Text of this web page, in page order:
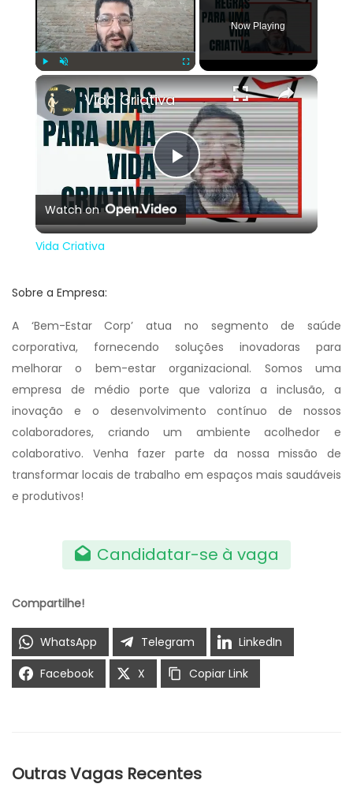
Fullscreen
Now Playing
×
Play
Video
Vida Criativa
Watch on
Vida Criativa
Sobre a Empresa:
A ‘Bem-Estar Corp’ atua no segmento de saúde
corporativa, fornecendo soluções inovadoras para
melhorar o bem-estar organizacional. Somos uma
empresa de médio porte que valoriza a inclusão, a
inovação e o desenvolvimento contínuo de nossos
colaboradores, criando um ambiente acolhedor e
colaborativo. Venha fazer parte da nossa missão de
transformar locais de trabalho em espaços mais saudáveis
e produtivos!
Candidatar-se à vaga
Compartilhe!
WhatsApp Telegram
LinkedIn
Facebook
X Copiar Link
Outras Vagas Recentes